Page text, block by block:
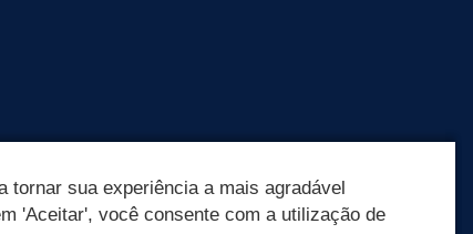
tornar sua experiência a mais agradável
'Aceitar', você consente com a utilização de